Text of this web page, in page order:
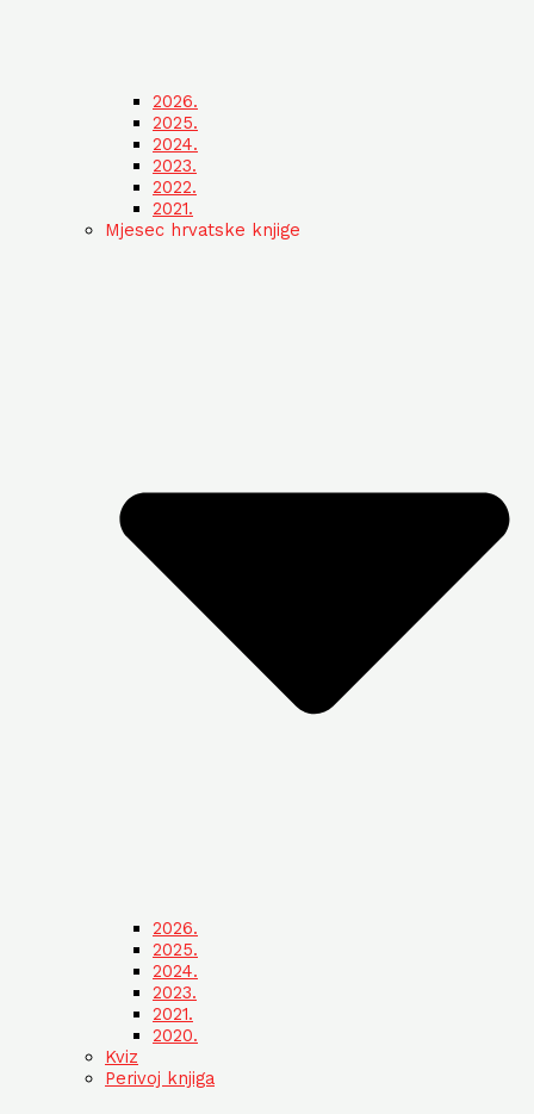
2026.
2025.
2024.
2023.
2022.
2021.
Mjesec hrvatske knjige
2026.
2025.
2024.
2023.
2021.
2020.
Kviz
Perivoj knjiga